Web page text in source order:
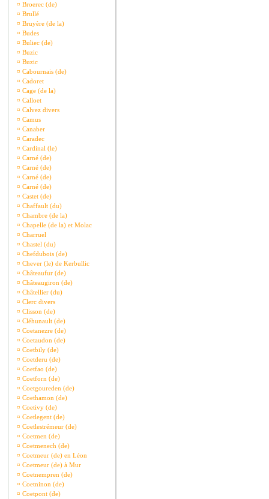
¤ Broerec (de)
¤ Brullé
¤ Bruyère (de la)
¤ Budes
¤ Buliec (de)
¤ Buzic
¤ Buzic
¤ Cabournais (de)
¤ Cadoret
¤ Cage (de la)
¤ Calloet
¤ Calvez divers
¤ Camus
¤ Canaber
¤ Caradec
¤ Cardinal (le)
¤ Carné (de)
¤ Carné (de)
¤ Carné (de)
¤ Carné (de)
¤ Castet (de)
¤ Chaffault (du)
¤ Chambre (de la)
¤ Chapelle (de la) et Molac
¤ Charruel
¤ Chastel (du)
¤ Chefdubois (de)
¤ Chever (le) de Kerbullic
¤ Châteaufur (de)
¤ Châteaugiron (de)
¤ Châtellier (du)
¤ Clerc divers
¤ Clisson (de)
¤ Cléhunault (de)
¤ Coetanezre (de)
¤ Coetaudon (de)
¤ Coetbily (de)
¤ Coetderu (de)
¤ Coetfao (de)
¤ Coetforn (de)
¤ Coetgoureden (de)
¤ Coethamon (de)
¤ Coetivy (de)
¤ Coetlegent (de)
¤ Coetlestrémeur (de)
¤ Coetmen (de)
¤ Coetmenech (de)
¤ Coetmeur (de) en Léon
¤ Coetmeur (de) à Mur
¤ Coetnempren (de)
¤ Coetninon (de)
¤ Coetpont (de)